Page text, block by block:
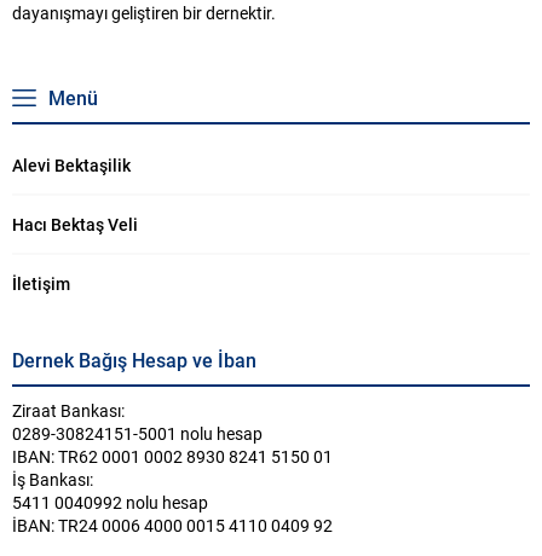
dayanışmayı geliştiren bir dernektir.
Menü
Alevi Bektaşilik
Hacı Bektaş Veli
İletişim
Dernek Bağış Hesap ve İban
Ziraat Bankası:
0289-30824151-5001 nolu hesap
IBAN: TR62 0001 0002 8930 8241 5150 01
İş Bankası:
5411 0040992 nolu hesap
İBAN: TR24 0006 4000 0015 4110 0409 92